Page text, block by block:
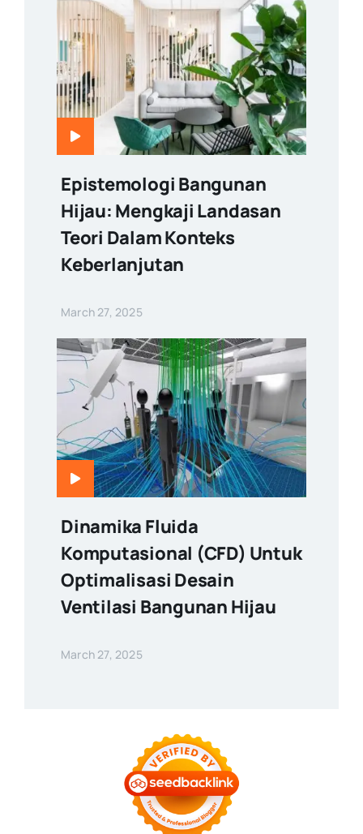
Epistemologi Bangunan
Hijau: Mengkaji Landasan
Teori Dalam Konteks
Keberlanjutan
March 27, 2025
Dinamika Fluida
Komputasional (CFD) Untuk
Optimalisasi Desain
Ventilasi Bangunan Hijau
March 27, 2025